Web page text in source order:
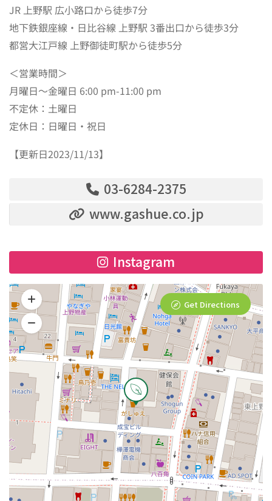
JR 上野駅 広小路口から徒歩7分
地下鉄銀座線・日比谷線 上野駅 3番出口から徒歩3分
都営大江戸線 上野御徒町駅から徒歩5分
＜営業時間＞
月曜日～金曜日 6:00 pm-11:00 pm
不定休：土曜日
定休日：日曜日・祝日
【更新日2023/11/13】
03-6284-2375
www.gashue.co.jp
Instagram
Get Directions